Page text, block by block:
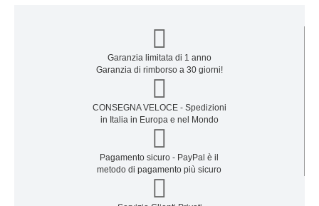
Garanzia limitata di 1 anno
Garanzia di rimborso a 30 giorni!
CONSEGNA VELOCE - Spedizioni
in Italia in Europa e nel Mondo
Pagamento sicuro - PayPal è il
metodo di pagamento più sicuro